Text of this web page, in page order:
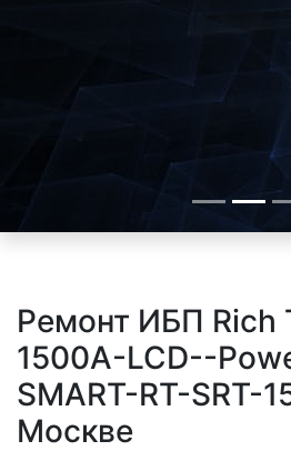
Ремонт ИБП Rich
1500A-LCD--
SMART-RT-SRT-
Москве